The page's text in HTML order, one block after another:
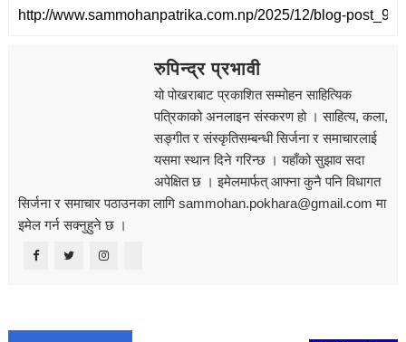
रुपिन्द्र प्रभावी
यो पोखराबाट प्रकाशित सम्मोहन साहित्यिक
पत्रिकाको अनलाइन संस्करण हो । साहित्य, कला,
सङ्‍गीत र संस्कृतिसम्बन्धी सिर्जना र समाचारलाई
यसमा स्थान दिने गरिन्छ । यहाँको सुझाव सदा
अपेक्षित छ । इमेलमार्फत् आफ्ना कुनै पनि विधागत
सिर्जना र समाचार पठाउनका लागि sammohan.pokhara@gmail.com मा
इमेल गर्न सक्नुहुने छ ।